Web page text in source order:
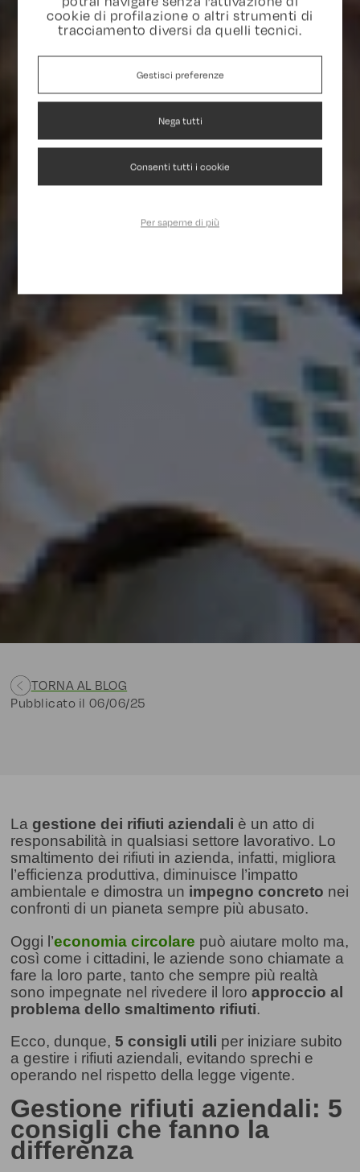
TORNA AL BLOG
Pubblicato il 06/06/25
La gestione dei rifiuti aziendali è un atto di
responsabilità in qualsiasi settore lavorativo. Lo
smaltimento dei rifiuti in azienda, infatti, migliora
l’efficienza produttiva, diminuisce l’impatto
ambientale e dimostra un impegno concreto nei
confronti di un pianeta sempre più abusato.
Oggi l’economia circolare può aiutare molto ma,
così come i cittadini, le aziende sono chiamate a
fare la loro parte, tanto che sempre più realtà
sono impegnate nel rivedere il loro approccio al
problema dello smaltimento rifiuti.
Ecco, dunque,5 consigli utili per iniziare subito
a gestire i rifiuti aziendali, evitando sprechi e
operando nel rispetto della legge vigente.
Gestione rifiuti aziendali: 5
consigli che fanno la
differenza
cookie di profilazione o altri strumenti di
tracciamento diversi da quelli tecnici.
Gestisci preferenze
Nega tutti
Consenti tutti i cookie
Per saperne di più